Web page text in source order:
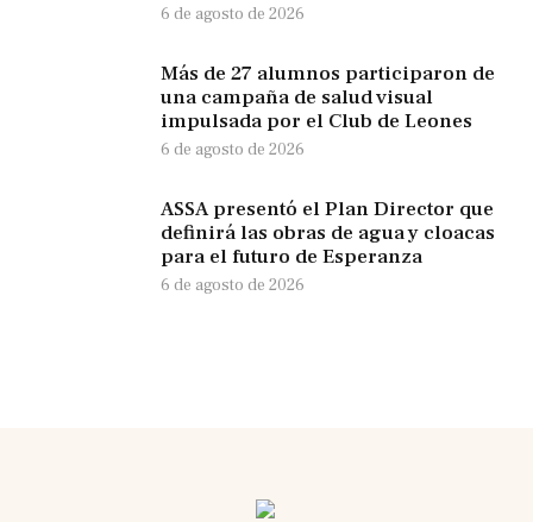
6 de agosto de 2026
Más de 27 alumnos participaron de
una campaña de salud visual
impulsada por el Club de Leones
6 de agosto de 2026
ASSA presentó el Plan Director que
definirá las obras de agua y cloacas
para el futuro de Esperanza
6 de agosto de 2026